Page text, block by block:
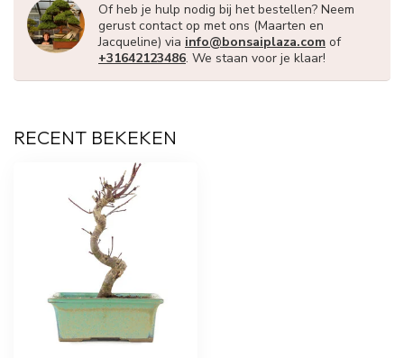
Of heb je hulp nodig bij het bestellen? Neem
gerust contact op met ons (Maarten en
Jacqueline) via info@bonsaiplaza.com of
+31642123486. We staan voor je klaar!
RECENT BEKEKEN